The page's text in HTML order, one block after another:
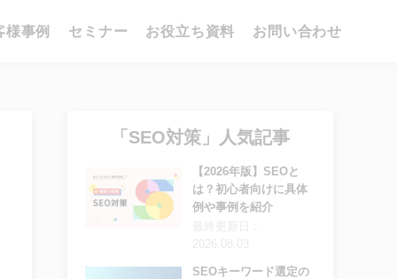
様事例 セミナー お役立ち資料 お問い合わせ
「SEO対策」人気記事
【2026年版】SEOと
は？初心者向けに具体
例や事例を紹介
SEOキーワード選定の